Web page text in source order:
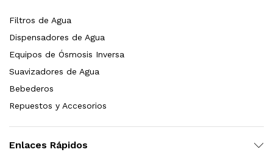
Filtros de Agua
Dispensadores de Agua
Equipos de Ósmosis Inversa
Suavizadores de Agua
Bebederos
Repuestos y Accesorios
Enlaces Rápidos
filtración, UV y contador Welltek WT-WFS-BF
Leer más